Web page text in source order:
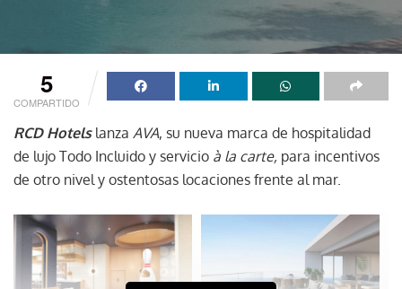
5
COMPARTIDO
RCD Hotelslanza AVA, su nueva marca de hospitalidad
de lujo Todo Incluido y servicio à la carte, para incentivos
de otro nivel y ostentosas locaciones frente al mar.